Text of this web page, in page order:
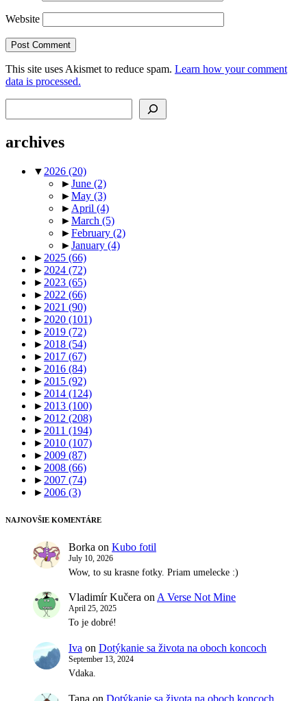
Website
This site uses Akismet to reduce spam. Learn how your comment
data is processed.
archives
▼ 2026 (20)
►June (2)
►May (3)
► April (4)
►March (5)
►February (2)
►January (4)
► 2025 (66)
► 2024 (72)
► 2023 (65)
► 2022 (66)
► 2021 (90)
► 2020 (101)
► 2019 (72)
► 2018 (54)
► 2017 (67)
► 2016 (84)
► 2015 (92)
► 2014 (124)
► 2013 (100)
► 2012 (208)
► 2011 (194)
► 2010 (107)
► 2009 (87)
► 2008 (66)
► 2007 (74)
► 2006 (3)
NAJNOVŠIE KOMENTÁRE
Borka on Kubo fotil
July 10, 2026
Wow, to su krasne fotky. Priam umelecke :)
Vladimír Kučera on A Verse Not Mine
April 25, 2025
To je dobré!
Iva on Dotýkanie sa života na oboch koncoch
September 13, 2024
Vdaka.
Tana on Dotýkanie sa života na oboch koncoch